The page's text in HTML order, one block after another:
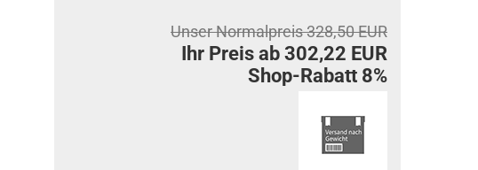
Unser Normalpreis 328,50 EUR
Ihr Preis ab 302,22 EUR
Shop-Rabatt 8%